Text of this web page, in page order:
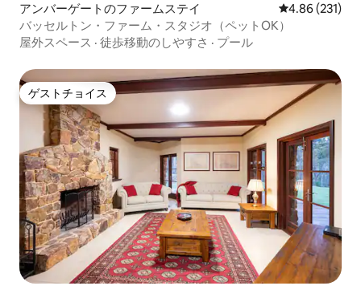
アンバーゲートのファームステイ レビュー231
4.86 (231)
バッセルトン・ファーム・スタジオ（ペットOK）
屋外スペース · 徒歩移動のしやすさ · プール
ゲストチョイス
ゲストチョイス